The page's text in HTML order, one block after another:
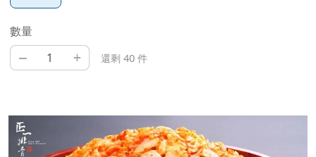
數量
– + 還剩 40 件